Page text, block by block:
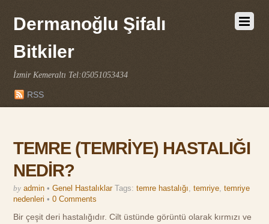
Dermanoğlu Şifalı
Bitkiler
İzmir Kemeraltı Tel:05051053434
RSS
TEMRE (TEMRİYE) HASTALIĞI
NEDİR?
by admin • Genel Hastalıklar Tags:temre hastalığı,temriye,temriye
nedenleri •0 Comments
Bir çeşit deri hastalığıdır. Cilt üstünde görüntü olarak kırmızı ve